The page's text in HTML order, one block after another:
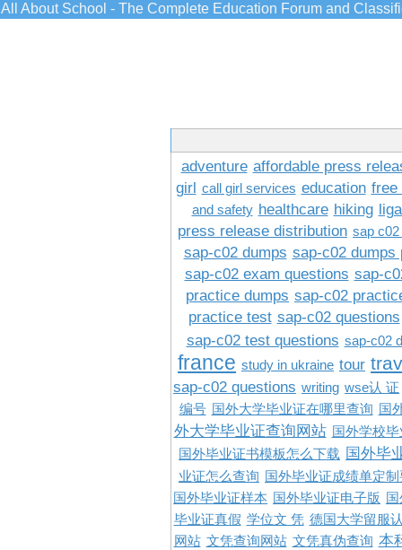
All About School - The Complete Education Forum and
adventure affordable press
girl call girl services education free
and safety healthcare hiking
press release distribution sap
sap-c02 dumps sap-c02 dumps
sap-c02 exam questions sap-
practice dumps sap-c02
practice test sap-c02 questions
sap-c02 test questions sap-c02
france study in ukraine tour
sap-c02 questions writing wse认 证
编号 国外大学毕业证在哪里查询 国
外大学毕业证查询网站 国外学校
国外毕业证书模板怎么下载 国外毕
业证怎么查询
国外毕业证成绩单定
国外毕业证样本
国外毕业证电子版
毕业证真假 学位文 凭 德国大学留服
网站 文凭查询网站 文凭真伪查询 本